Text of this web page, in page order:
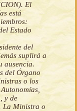
El
está
Estado
del
suplirá a
ausencia.
del Órgano
o los
y de
La Ministra o